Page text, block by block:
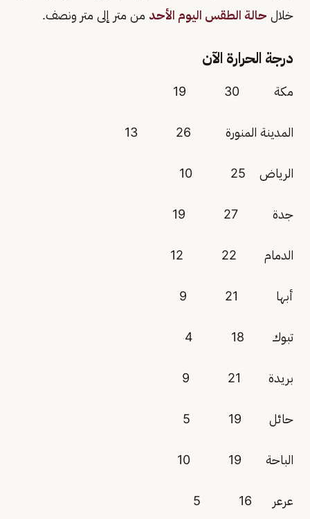
خلال حالة الطقس اليوم الأحد من متر إلى متر ونصف.
درجة الحرارة الآن
مكة 30 19
المدينة المنورة 26 13
الرياض 25 10
جدة 27 19
الدمام 22 12
أبها 21 9
تبوك 18 4
بريدة 21 9
حائل 19 5
الباحة 19 10
عرعر 16 5